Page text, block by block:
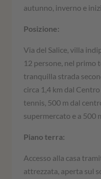
autunno, inverno e
Posizione:
Via del Salice, villa
12 persone, nel primo
tranquilla strada
circa 1,4 km dal
tennis, 500 m dal
supermercato e a 500
Piano terra:
Accesso alla casa
attrezzata, aperta sul